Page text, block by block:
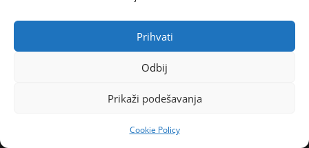
Prihvati
Odbij
Prikaži podešavanja
Cookie Policy